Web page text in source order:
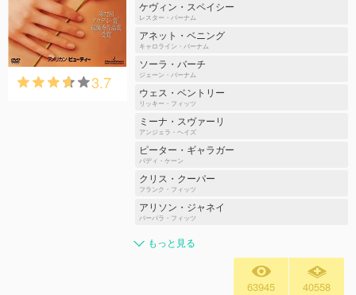
3.7
ケヴィン・スペイシー
レスター・バーナム
アネット・ベニング
キャロライン・バーナム
ソーラ・バーチ
ジェーン・バーナム
ウェス・ベントリー
リッキー・フィッツ
ミーナ・スヴァーリ
アンジェラ・ヘイズ
ピーター・ギャラガー
バディ・ケーン
クリス・クーパー
フランク・フィッツ
アリソン・ジャネイ
バーバラ・フィッツ
もっと見る
63945 40558